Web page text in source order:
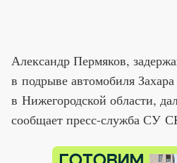
Александр Пермяков,
в подрыве автомобиля
в Нижегородской области,
сообщает пресс-служба СУ